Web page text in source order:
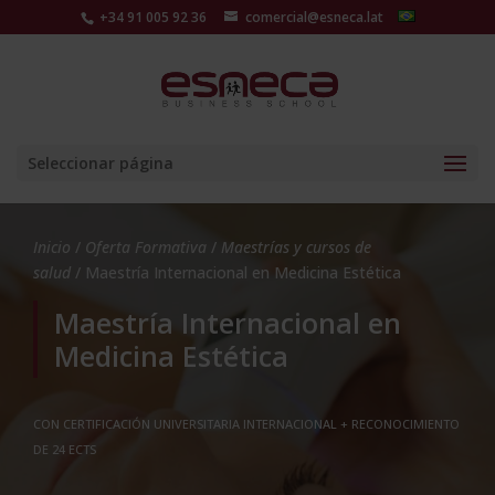
+34 91 005 92 36 comercial@esneca.lat
Seleccionar página
Inicio / Oferta Formativa / Maestrías y cursos de
salud / Maestría Internacional en Medicina Estética
Maestría Internacional en
Medicina Estética
CON CERTIFICACIÓN UNIVERSITARIA INTERNACIONAL + RECONOCIMIENTO
DE 24 ECTS